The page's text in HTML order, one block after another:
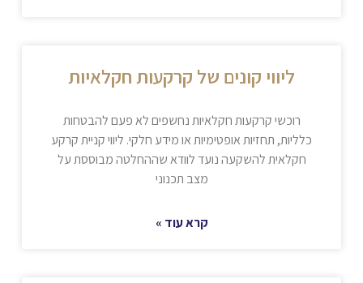
ליווי קונים של קרקעות חקלאיות
רוכשי קרקעות חקלאיות נחשפים לא פעם להבטחות
כלליות, תחזיות אופטימיות או מידע חלקי. ליווי קניית קרקע
חקלאית להשקעה נועד לוודא שההחלטה מבוססת על
מצב תכנוני
קרא עוד »